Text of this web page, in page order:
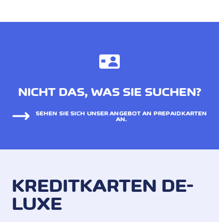
NICHT DAS, WAS SIE SUCHEN?
SEHEN SIE SICH UNSER ANGEBOT AN PREPAIDKARTEN
AN.
KREDITKARTEN DE-
LUXE